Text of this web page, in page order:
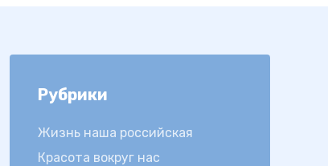
Рубрики
Жизнь наша российская
Красота вокруг нас